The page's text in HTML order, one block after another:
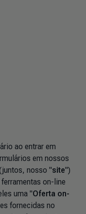
ao entrar em
em nossos
nosso "site")
on-line
uma "Oferta on-
fornecidas no